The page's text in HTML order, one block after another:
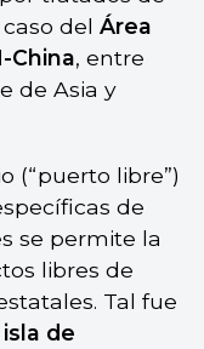
del Área
China, entre
de Asia y
(“puerto libre”)
de
se permite la
libres de
Tal fue
isla de